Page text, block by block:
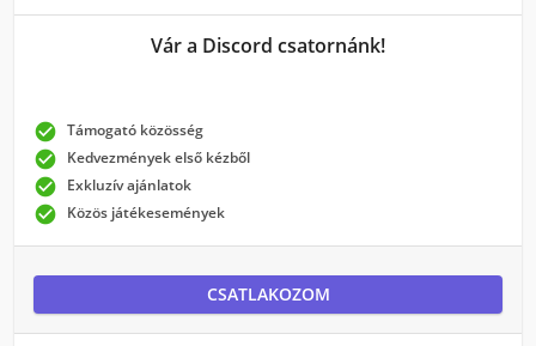
Vár a Discord csatornánk!
 Támogató közösség
 Kedvezmények első kézből
 Exkluzív ajánlatok
 Közös játékesemények
CSATLAKOZOM